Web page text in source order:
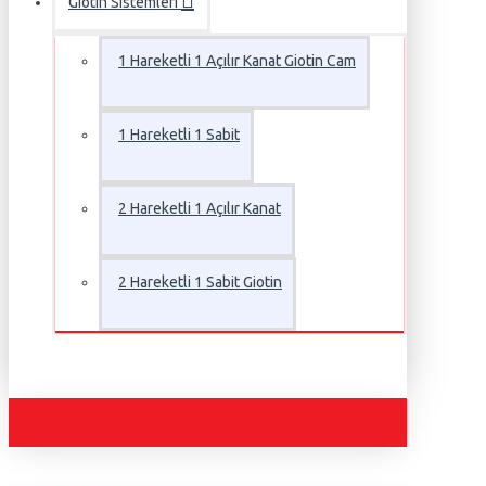
1 Hareketli 1 Açılır Kanat Giotin Cam
1 Hareketli 1 Sabit
2 Hareketli 1 Açılır Kanat
2 Hareketli 1 Sabit Giotin